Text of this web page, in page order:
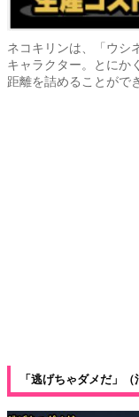
ネコキリンは、「ウシ
キャラクター。とにか
距離を詰めることがで
「逃げちゃダメだ」（